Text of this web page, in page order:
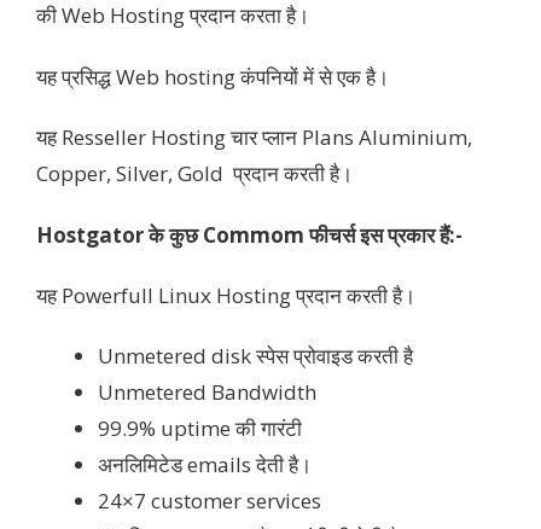
की Web Hosting प्रदान करता है।
यह प्रसिद्ध Web hosting कंपनियों में से एक है।
यह Resseller Hosting चार प्लान Plans Aluminium,
Copper, Silver, Gold प्रदान करती है।
Hostgator के कुछ Commom फीचर्स इस प्रकार हैं:-
यह Powerfull Linux Hosting प्रदान करती है।
Unmetered disk स्पेस प्रोवाइड करती है
Unmetered Bandwidth
99.9% uptime की गारंटी
अनलिमिटेड emails देती है।
24×7 customer services